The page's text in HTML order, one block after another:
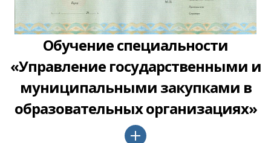
Обучение специальности
«Управление государственными и
муниципальными закупками в
образовательных организациях»